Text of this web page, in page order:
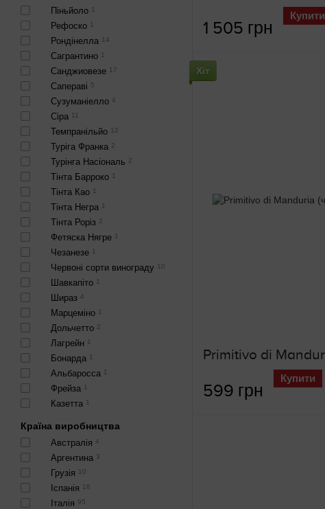
1 505 грн
Купити
Хіт
599 грн
Купити
Піньйоло 1
Рефоско 1
Рондінелла 14
Сагрантино 1
Санджиовезе 17
Сапераві 5
Сузуманіелло 4
Сіра 11
Темпранільйо 12
Туріга Франка 2
Турінга Насіональ 2
Тінта Барроко 1
Тінта Као 1
Тінта Негра 1
Тінта Роріз 2
Фетяска Нягре 1
Чезанезе 1
Червоні сорти винограду 10
Шавкапіто 1
Шираз 4
Марцеміно 1
Дольчетто 2
Лагрейн 1
Бонарда 1
Альбаросса 1
Фрейза 1
Казетта 1
Країна виробництва
Австралія 4
Аргентина 3
Грузія 10
Іспанія 18
Італія 95